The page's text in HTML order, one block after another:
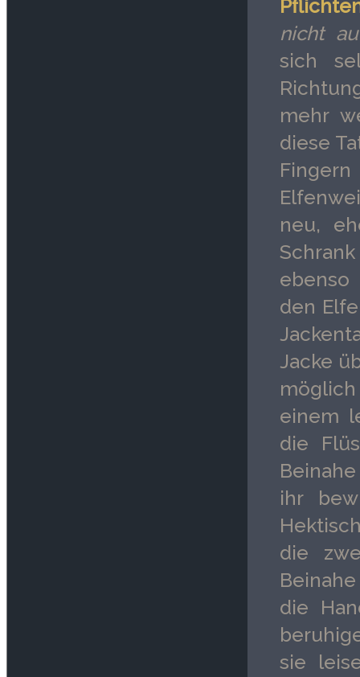
nicht
sich
mehr
diese
neu,
ebenso
den
Jacke
einem
die
ihr
die
die
sie